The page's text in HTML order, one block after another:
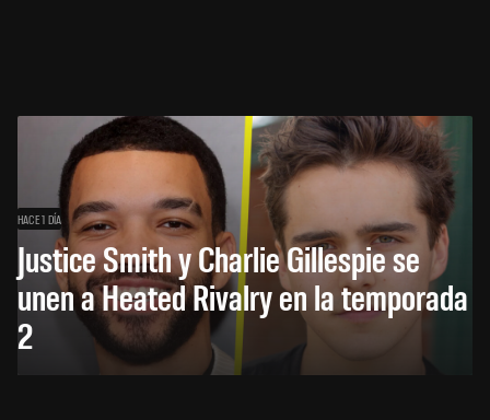
HACE 1 DÍA
Justice Smith y Charlie Gillespie se
unen a Heated Rivalry en la temporada
2